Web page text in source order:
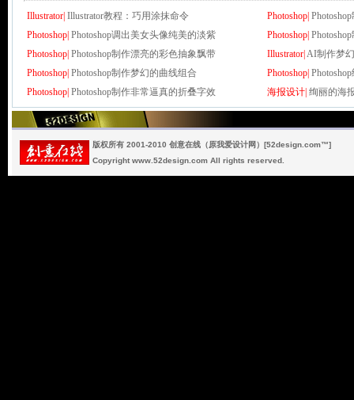
Illustrator| Illustrator教程：巧用涂抹命令 Photoshop|
Photoshop| Photoshop调出美女头像纯美的淡紫 Photoshop|
Photoshop| Photoshop制作漂亮的彩色抽象飘带 Illustrator| AI制作梦
Photoshop| Photoshop制作梦幻的曲线组合 Photoshop|
Photoshop| Photoshop制作非常逼真的折叠字效 海报设计| 绚丽的海
版权所有 2001-2010 创意在线（原我爱设计网）[52design.com™]
Copyright www.52design.com All rights reserved.